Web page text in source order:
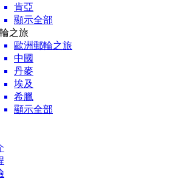
肯亞
顯示全部
之旅
歐洲郵輪之旅
中國
丹麥
埃及
希臘
顯示全部